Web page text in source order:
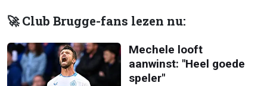
🚀 Club Brugge-fans lezen nu:
Mechele looft
aanwinst: "Heel goede
speler"